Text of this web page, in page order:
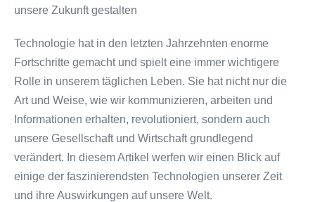
unsere Zukunft gestalten
Technologie hat in den letzten Jahrzehnten enorme
Fortschritte gemacht und spielt eine immer wichtigere
Rolle in unserem täglichen Leben. Sie hat nicht nur die
Art und Weise, wie wir kommunizieren, arbeiten und
Informationen erhalten, revolutioniert, sondern auch
unsere Gesellschaft und Wirtschaft grundlegend
verändert. In diesem Artikel werfen wir einen Blick auf
einige der faszinierendsten Technologien unserer Zeit
und ihre Auswirkungen auf unsere Welt.